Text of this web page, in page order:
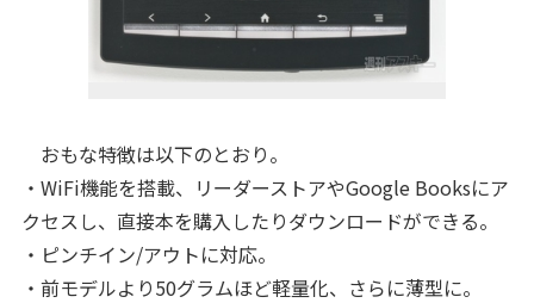
おもな特徴は以下のとおり。
・WiFi機能を搭載、リーダーストアやGoogle Booksにア
クセスし、直接本を購入したりダウンロードができる。
・ピンチイン/アウトに対応。
・前モデルより50グラムほど軽量化、さらに薄型に。